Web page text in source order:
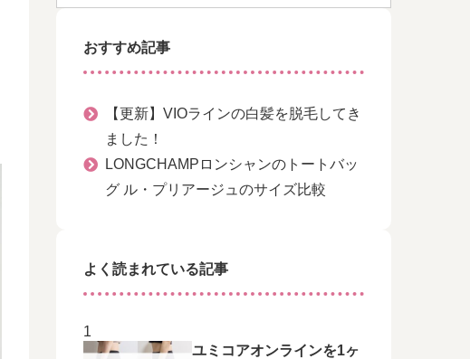
おすすめ記事
【更新】VIOラインの白髪を脱毛してき
ました！
LONGCHAMPロンシャンのトートバッ
グ ル・プリアージュのサイズ比較
よく読まれている記事
ユミコアオンラインを1ヶ